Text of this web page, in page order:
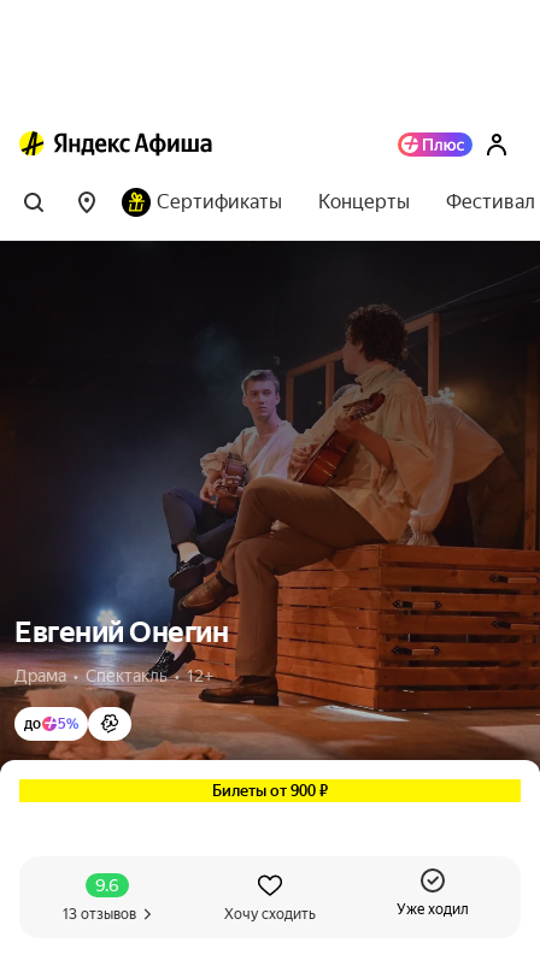
Сертификаты Концерты
Евгений Онегин
Драма  •  Спектакль  •  12+
до 5%
Билеты от 900 ₽
9.6
13 отзывов Хочу сходить Уже ходил